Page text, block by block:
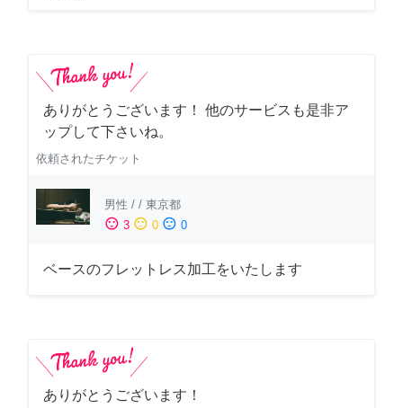
ありがとうございます！ 他のサービスも是非ア
ップして下さいね。
依頼されたチケット
男性 / / 東京都
sentiment_satisfied 3 sentiment_neutral 0 sentiment_dissatisfied 0
ベースのフレットレス加工をいたします
ありがとうございます！